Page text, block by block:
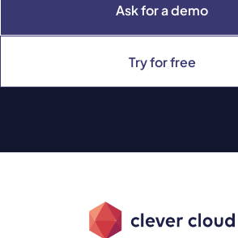
Ask for a demo
Try for free